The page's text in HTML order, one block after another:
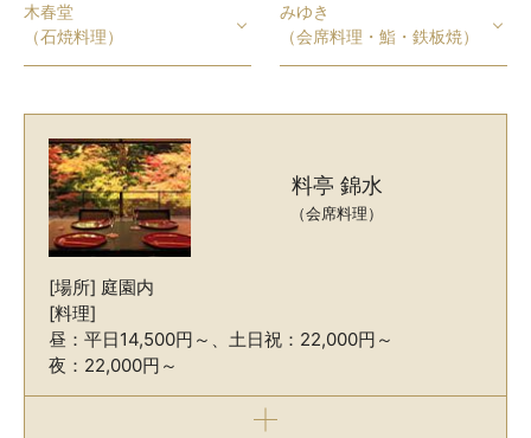
木春堂
（石焼料理）
みゆき
（会席料理・鮨・鉄板焼）
料亭 錦水
（会席料理）
[場所] 庭園内
[料理]
昼：平日14,500円～、土日祝：22,000円～
夜：22,000円～